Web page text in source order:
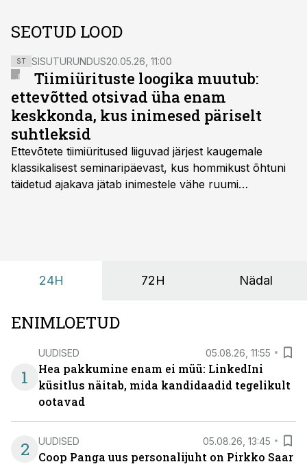
SEOTUD LOOD
ST SISUTURUNDUS20.05.26, 11:00
Tiimiürituste loogika muutub:
ettevõtted otsivad üha enam
keskkonda, kus inimesed päriselt
suhtleksid
Ettevõtete tiimiüritused liiguvad järjest kaugemale
klassikalisest seminaripäevast, kus hommikust õhtuni
täidetud ajakava jätab inimestele vähe ruumi
24H 72H Nädal
ENIMLOETUD
1
UUDISED 05.08.26, 11:55
Hea pakkumine enam ei müü: LinkedIni
küsitlus näitab, mida kandidaadid tegelikult
ootavad
2 UUDISED 05.08.26, 13:45
Coop Panga uus personalijuht on Pirkko Saar